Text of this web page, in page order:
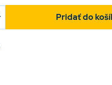
Pridať do